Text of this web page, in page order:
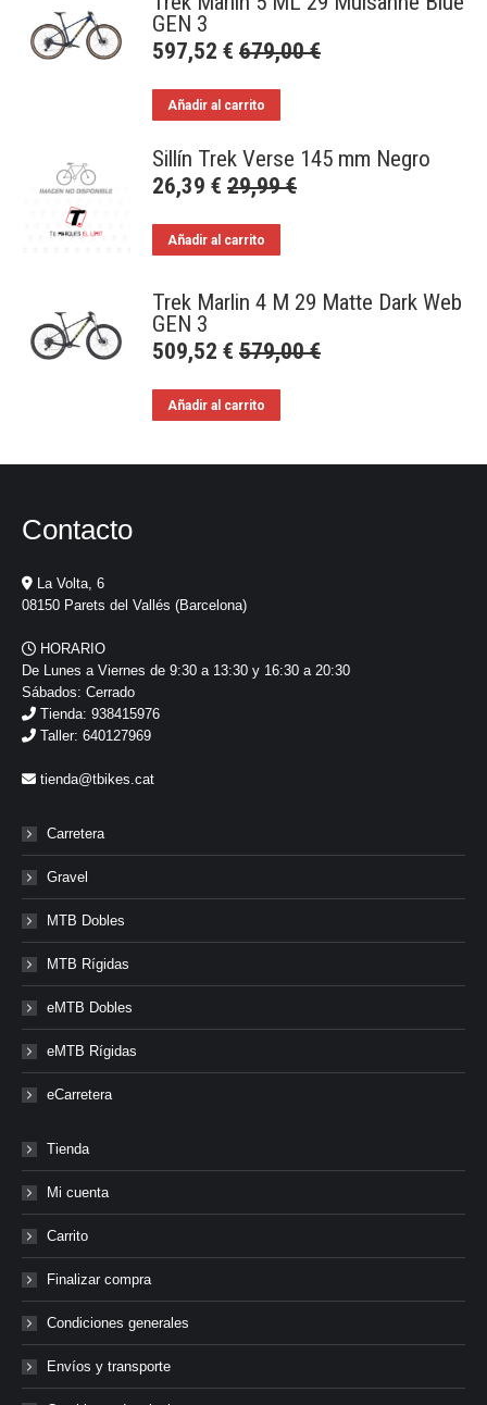
GEN 3
597,52 € 679,00€
Añadir al carrito
Sillín Trek Verse 145 mm Negro
26,39 € 29,99€
Añadir al carrito
Trek Marlin 4 M 29 Matte Dark Web
GEN 3
509,52 € 579,00€
Añadir al carrito
Contacto
La Volta, 6
08150 Parets del Vallés (Barcelona)
HORARIO
De Lunes a Viernes de 9:30 a 13:30 y 16:30 a 20:30
Sábados: Cerrado
Tienda: 938415976
Taller: 640127969
tienda@tbikes.cat
Carretera
Gravel
MTB Dobles
MTB Rígidas
eMTB Dobles
eMTB Rígidas
eCarretera
Tienda
Mi cuenta
Carrito
Finalizar compra
Condiciones generales
Envíos y transporte